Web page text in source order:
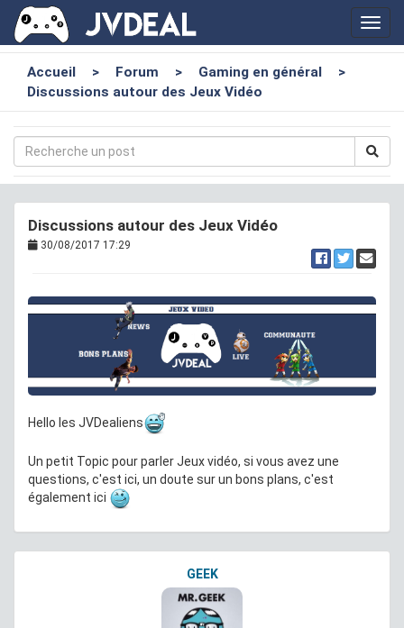
Accueil > Forum > Gaming en général
>
Discussions autour des Jeux Vidéo
Discussions autour des Jeux Vidéo
30/08/2017 17:29
Hello les JVDealiens
Un petit Topic pour parler Jeux vidéo, si vous avez une
questions, c'est ici, un doute sur un bons plans, c'est
également ici
GEEK